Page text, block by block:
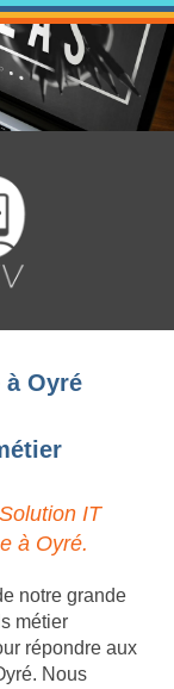
Oyré
IT
à Oyré.
notre grande
métier
répondre aux
Nous